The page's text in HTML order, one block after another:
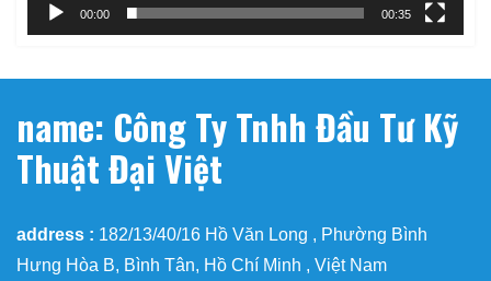
00:00 00:35
name: Công Ty Tnhh Đầu Tư Kỹ
Thuật Đại Việt
address : 182/13/40/16 Hồ Văn Long , Phường Bình
Hưng Hòa B, Bình Tân, Hồ Chí Minh , Việt Nam